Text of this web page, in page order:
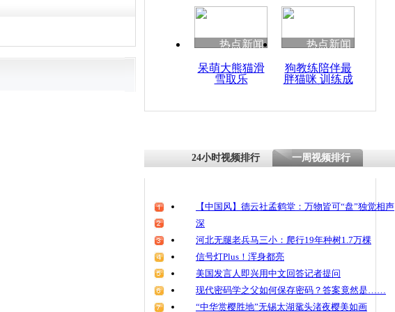
热点新闻
呆萌大熊猫滑
雪取乐
热点新闻
狗教练陪伴最
胖猫咪 训练成
24小时视频排行 一周视频排行
【中国风】德云社孟鹤堂：万物皆可“盘”独觉相声
深
河北无腿老兵马三小：爬行19年种树1.7万棵
信号灯Plus！浑身都亮
美国发言人即兴用中文回答记者提问
现代密码学之父如何保存密码？答案竟然是……
“中华赏樱胜地”无锡太湖鼋头渚夜樱美如画